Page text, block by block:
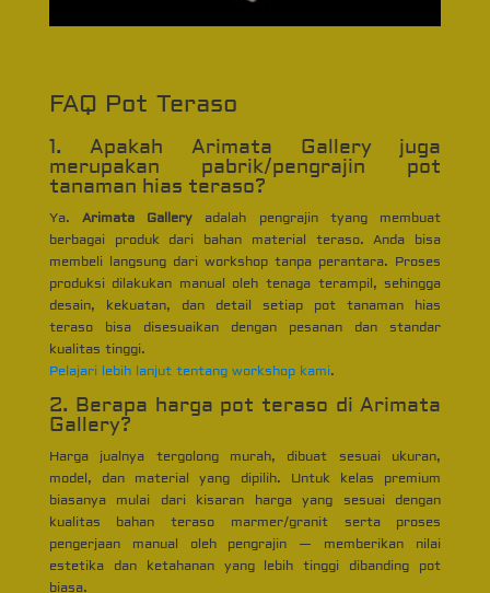
FAQ Pot Teraso
1. Apakah Arimata Gallery juga
merupakan pabrik/pengrajin pot
tanaman hias teraso?
Ya.Arimata Gallery adalah pengrajin tyang membuat
berbagai produk dari bahan material teraso. Anda bisa
membeli langsung dari workshop tanpa perantara. Proses
produksi dilakukan manual oleh tenaga terampil, sehingga
desain, kekuatan, dan detail setiap pot tanaman hias
teraso bisa disesuaikan dengan pesanan dan standar
kualitas tinggi.
Pelajari lebih lanjut tentang workshop kami.
2. Berapa harga pot teraso di Arimata
Gallery?
Harga jualnya tergolong murah, dibuat sesuai ukuran,
model, dan material yang dipilih. Untuk kelas premium
biasanya mulai dari kisaran harga yang sesuai dengan
kualitas bahan teraso marmer/granit serta proses
pengerjaan manual oleh pengrajin — memberikan nilai
estetika dan ketahanan yang lebih tinggi dibanding pot
biasa.